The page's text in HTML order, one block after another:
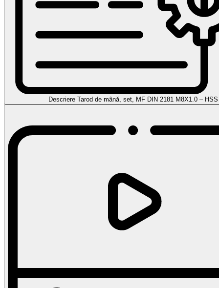
Descriere Tarod de mână, set, MF DIN 2181 M8X1.0 – HSS